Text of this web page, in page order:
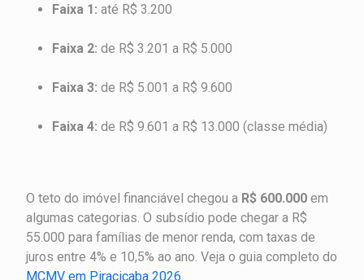
Faixa 1: até R$ 3.200
Faixa 2: de R$ 3.201 a R$ 5.000
Faixa 3: de R$ 5.001 a R$ 9.600
Faixa 4: de R$ 9.601 a R$ 13.000 (classe média)
O teto do imóvel financiável chegou a R$ 600.000 em
algumas categorias. O subsídio pode chegar a R$
55.000 para famílias de menor renda, com taxas de
juros entre 4% e 10,5% ao ano. Veja o guia completo do
MCMV em Piracicaba 2026.